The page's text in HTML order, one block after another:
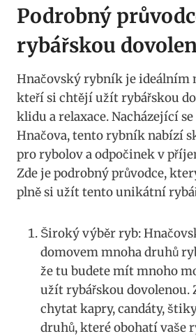
Podrobný
rybářskou
Hnačovský rybník je ideálním
kteří si chtějí užít rybářskou
klidu a relaxace. Nacházející
Hnačova, tento rybník nabízí
pro rybolov a odpočinek v
Zde je podrobný průvodce,
plně si užít tento unikátní
Široký výběr ryb:
domovem mnoha druhů
že tu budete mít mnoho
užít rybářskou dovolenou.
chytat kapry, candáty,
druhů, které obohatí vaše